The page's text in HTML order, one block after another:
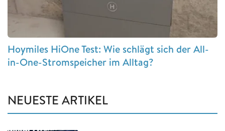
Hoymiles HiOne Test: Wie schlägt sich der All-
in-One-Stromspeicher im Alltag?
NEUESTE ARTIKEL